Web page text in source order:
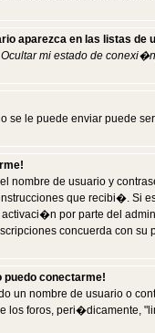
aparezca en las listas de
Ocultar mi estado de conexi�n
le puede enviar puede
nombre de usuario y
que recibi�. Si
por parte del
concuerda con su
conectarme!
un nombre de usuario o
los foros, peri�dicamente,